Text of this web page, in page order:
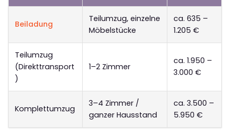
Beiladung
Teilumzug, einzelne
Möbelstücke
ca. 635 –
1.205 €
Teilumzug
(Direkttransport
)
1–2 Zimmer
ca. 1.950 –
3.000 €
Komplettumzug
3–4 Zimmer /
ganzer Hausstand
ca. 3.500 –
5.950 €